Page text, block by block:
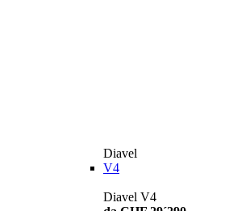
Diavel
V4
Diavel V4